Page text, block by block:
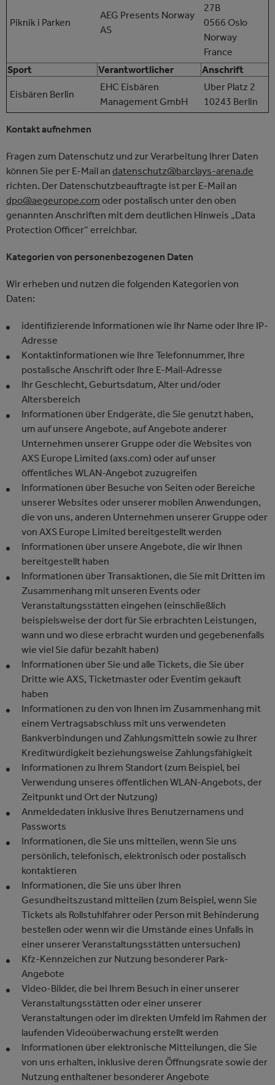
Piknik i Parken
AEG Presents Norway
AS
27B
0566 Oslo
Norway
France
Sport
Verantwortlicher Anschrift
Eisbären Berlin
EHC Eisbären
Management GmbH
Uber Platz 2
10243 Berlin
Kontakt aufnehmen
Fragen zum Datenschutz und zur Verarbeitung Ihrer Daten
können Sie per E-Mail an datenschutz@barclays-arena.de
richten. Der Datenschutzbeauftragte ist per E-Mail an
dpo@aegeurope.com oder postalisch unter den oben
genannten Anschriften mit dem deutlichen Hinweis „Data
Protection Officer“ erreichbar.
Kategorien von personenbezogenen Daten
Wir erheben und nutzen die folgenden Kategorien von
Daten:
identifizierende Informationen wie Ihr Name oder Ihre IP-
Adresse
Kontaktinformationen wie Ihre Telefonnummer, Ihre
postalische Anschrift oder Ihre E-Mail-Adresse
Ihr Geschlecht, Geburtsdatum, Alter und/oder
Altersbereich
Informationen über Endgeräte, die Sie genutzt haben,
um auf unsere Angebote, auf Angebote anderer
Unternehmen unserer Gruppe oder die Websites von
AXS Europe Limited (axs.com) oder auf unser
öffentliches WLAN-Angebot zuzugreifen
Informationen über Besuche von Seiten oder Bereiche
unserer Websites oder unserer mobilen Anwendungen,
die von uns, anderen Unternehmen unserer Gruppe oder
von AXS Europe Limited bereitgestellt werden
Informationen über unsere Angebote, die wir Ihnen
bereitgestellt haben
Informationen über Transaktionen, die Sie mit Dritten im
Zusammenhang mit unseren Events oder
Veranstaltungsstätten eingehen (einschließlich
beispielsweise der dort für Sie erbrachten Leistungen,
wann und wo diese erbracht wurden und gegebenenfalls
wie viel Sie dafür bezahlt haben)
Informationen über Sie und alle Tickets, die Sie über
Dritte wie AXS, Ticketmaster oder Eventim gekauft
haben
Informationen zu den von Ihnen im Zusammenhang mit
einem Vertragsabschluss mit uns verwendeten
Bankverbindungen und Zahlungsmitteln sowie zu Ihrer
Kreditwürdigkeit beziehungsweise Zahlungsfähigkeit
Informationen zu Ihrem Standort (zum Beispiel, bei
Verwendung unseres öffentlichen WLAN-Angebots, der
Zeitpunkt und Ort der Nutzung)
Anmeldedaten inklusive Ihres Benutzernamens und
Passworts
Informationen, die Sie uns mitteilen, wenn Sie uns
persönlich, telefonisch, elektronisch oder postalisch
kontaktieren
Informationen, die Sie uns über Ihren
Gesundheitszustand mitteilen (zum Beispiel, wenn Sie
Tickets als Rollstuhlfahrer oder Person mit Behinderung
bestellen oder wenn wir die Umstände eines Unfalls in
einer unserer Veranstaltungsstätten untersuchen)
Kfz-Kennzeichen zur Nutzung besonderer Park-
Angebote
Video-Bilder, die bei Ihrem Besuch in einer unserer
Veranstaltungsstätten oder einer unserer
Veranstaltungen oder im direkten Umfeld im Rahmen der
laufenden Videoüberwachung erstellt werden
Informationen über elektronische Mitteilungen, die Sie
von uns erhalten, inklusive deren Öffnungsrate sowie der
Nutzung enthaltener besonderer Angebote